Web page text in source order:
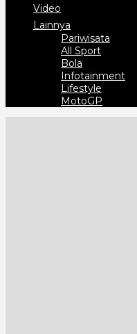
Video
Lainnya
Pariwisata
All Sport
Bola
Infotainment
Lifestyle
MotoGP